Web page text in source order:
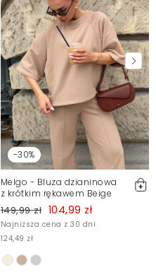
-30%
Melgo - Bluza dzianinowa
z krótkim rękawem Beige
149,99 zł 104,99 zł
Najniższa cena z 30 dni
124,49 zł